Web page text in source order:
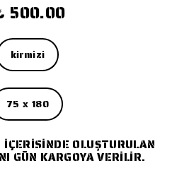
500.00
kirmizi
75 x 180
OLUŞTURULAN
GÜN KARGOYA VERİLİR.